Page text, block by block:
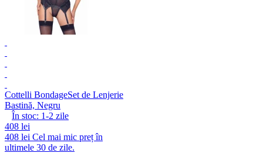
Cottelli BondageSet de Lenjerie
Bastină, Negru
În stoc: 1-2 zile
408 lei
408 lei Cel mai mic preț în
ultimele 30 de zile.